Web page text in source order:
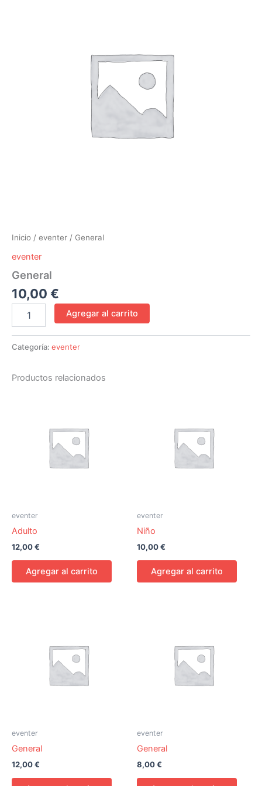
Inicio / eventer / General
eventer
General
10,00 €
Agregar al carrito
Categoría: eventer
Productos relacionados
eventer
Adulto
12,00€
Agregar al carrito
eventer
Niño
10,00€
Agregar al carrito
eventer
General
12,00€
eventer
General
8,00€